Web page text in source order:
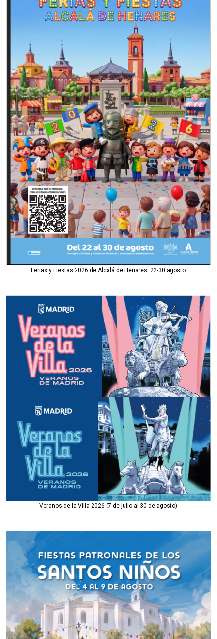
Ferias y Fiestas 2026 de Alcalá de Henares: 22-30 agosto
Veranos de la Villa 2026 (7 de julio al 30 de agosto)